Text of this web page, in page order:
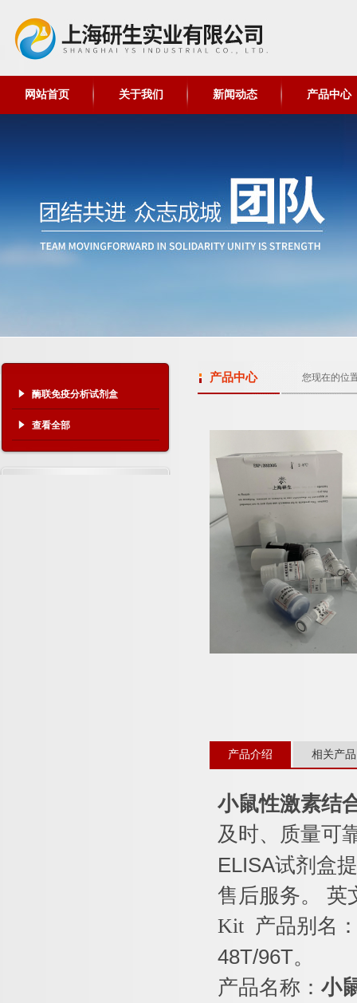
网站首页 关于我们 新闻动态 产品中心
酶联免疫分析试剂盒
查看全部
产品中心 您现在的位
产品介绍 相关产品
小鼠性激素结
及时、质量可
ELISA试剂盒
售后服务。
英
Kit 产品别名
48T/96T。
产品名称： 小